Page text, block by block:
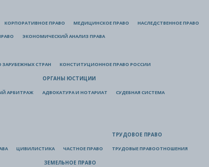
КОРПОРАТИВНОЕ ПРАВО МЕДИЦИНСКОЕ ПРАВО НАСЛЕДСТВЕННОЕ ПРАВО
ЭКОНОМИЧЕСКИЙ АНАЛИЗ ПРАВА
СТРАН КОНСТИТУЦИОННОЕ ПРАВО РОССИИ
АРБИТРАЖ
ОРГАНЫ ЮСТИЦИИ
АДВОКАТУРА И НОТАРИАТ СУДЕБНАЯ СИСТЕМА
ЦИВИЛИСТИКА ЧАСТНОЕ ПРАВО
ТРУДОВОЕ ПРАВО
ТРУДОВЫЕ ПРАВООТНОШЕНИЯ
ЗЕМЕЛЬНОЕ ПРАВО